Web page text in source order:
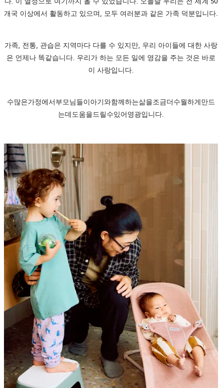
개국 이상에서 활동하고 있으며, 모두 여러분과 같은 가족 덕분입니다.
가족, 전통, 관습은 지역마다 다를 수 있지만, 우리 아이들에 대한 사랑
은 언제나 똑같습니다. 우리가 하는 모든 일에 영감을 주는 것은 바로
이 사랑입니다.
수많은가정에서부모님들이아기와함께하는삶을조금더수월하게만드
는데도움을드릴수있어영광입니다.